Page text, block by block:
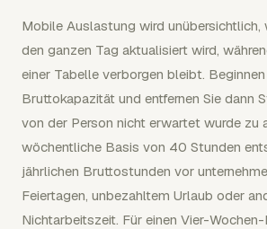
Mobile Auslastung wird unübersichtlich,
den ganzen Tag aktualisiert wird,
einer Tabelle verborgen bleibt.
Bruttokapazität und entfernen Sie dann
von der Person nicht erwartet wurde zu
wöchentliche Basis von 40 Stunden
jährlichen Bruttostunden vor
Feiertagen, unbezahltem Urlaub oder
Nichtarbeitszeit. Für einen Vier-